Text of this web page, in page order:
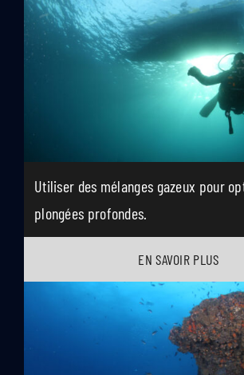
Utiliser des mélanges gazeux pour
plongées profondes.
EN SAVOIR PLUS